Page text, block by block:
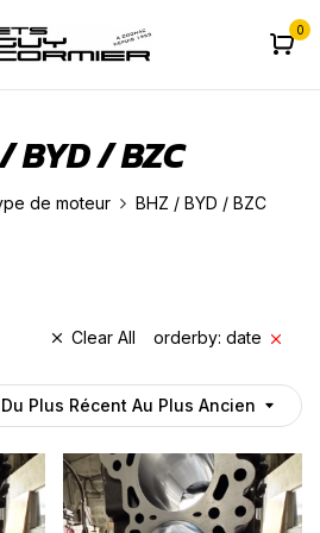
0
BYD / BZC
de moteur BHZ / BYD / BZC
Clear All orderby: date
Plus Récent Au Plus Ancien